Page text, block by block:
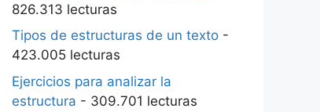
826.313 lecturas
Tipos de estructuras de un texto -
423.005 lecturas
Ejercicios para analizar la
estructura - 309.701 lecturas